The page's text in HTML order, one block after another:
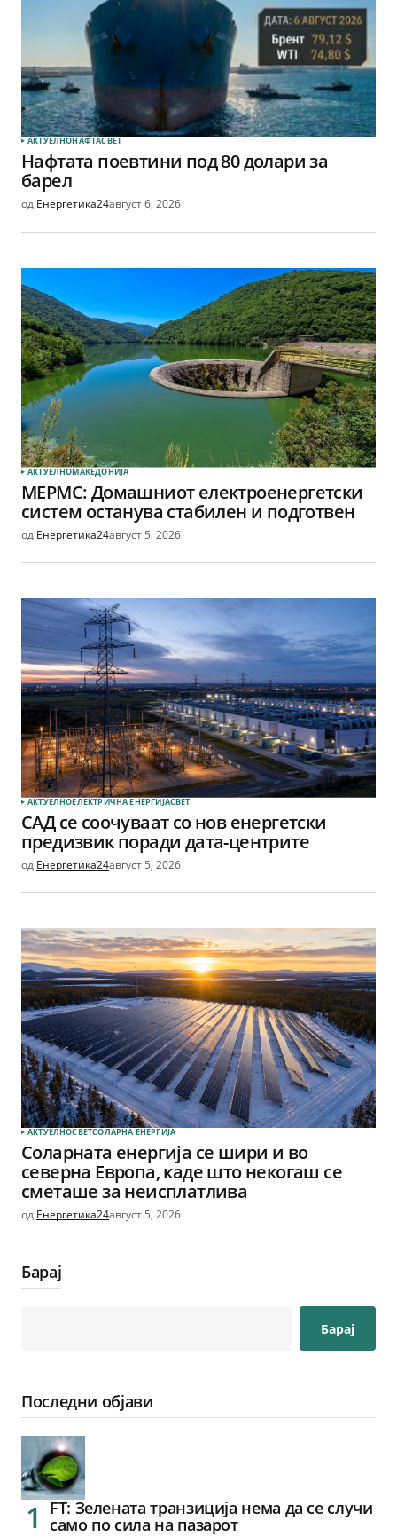
АКТУЕЛНОНАФТАСВЕТ
Нафтата поевтини под 80 долари за
барел
од Енергетика24август 6, 2026
АКТУЕЛНОМАКЕДОНИЈА
МЕРМС: Домашниот електроенергетски
систем останува стабилен и подготвен
од Енергетика24август 5, 2026
АКТУЕЛНОЕЛЕКТРИЧНА ЕНЕРГИЈАСВЕТ
САД се соочуваат со нов енергетски
предизвик поради дата-центрите
од Енергетика24август 5, 2026
АКТУЕЛНОСВЕТСОЛАРНА EНЕРГИЈА
Соларната енергија се шири и во
северна Европа, каде што некогаш се
сметаше за неисплатлива
од Енергетика24август 5, 2026
Барај
Барај
Последни објави
FT: Зелената транзиција нема да се случи
само по сила на пазарот